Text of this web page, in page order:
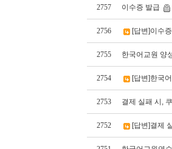
2757 이수증 발급
2756 [답변]이수
2755 한국어교원 양
2754 [답변]한국
2753 결제 실패 시,
2752 [답변]결제